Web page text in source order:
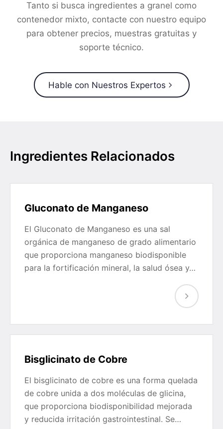
Tanto si busca ingredientes a granel como
contenedor mixto, contacte con nuestro equipo
para obtener precios, muestras gratuitas y
soporte técnico.
Hable con Nuestros Expertos
Ingredientes Relacionados
Gluconato de Manganeso
El Gluconato de Manganeso es una sal
orgánica de manganeso de grado alimentario
que proporciona manganeso biodisponible
para la fortificación mineral, la salud ósea y…
Bisglicinato de Cobre
El bisglicinato de cobre es una forma quelada
de cobre unida a dos moléculas de glicina,
que proporciona biodisponibilidad mejorada
y reducida irritación gastrointestinal. Se…